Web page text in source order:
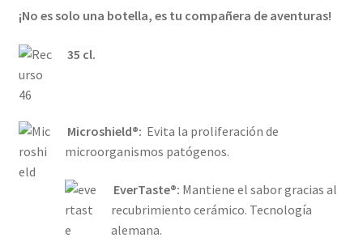
¡No es solo una botella, es tu compañera de aventuras!
35 cl.
Microshield®: Evita la proliferación de
microorganismos patógenos.
EverTaste®: Mantiene el sabor gracias al
recubrimiento cerámico. Tecnología
alemana.